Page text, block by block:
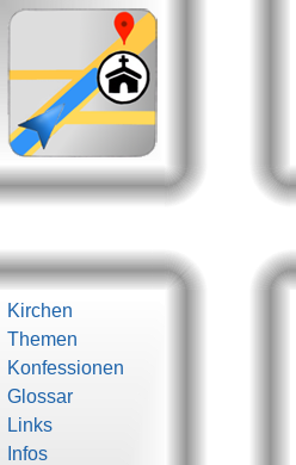
Kirchen
Themen
Konfessionen
Glossar
Links
Infos